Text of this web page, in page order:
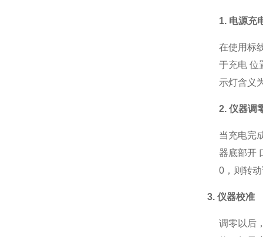
1. 电源充
在使用标
于充电 位
示灯含义
2. 仪器调
当充电完
器底部开
0，则转
3. 仪器校准
调零以后